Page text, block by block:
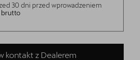
30 dni przed wprowadzeniem
brutto
kontakt z Dealerem